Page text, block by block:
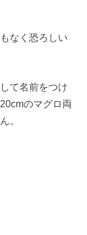
なく恐ろしい
て名前をつけ
のマグロ両
。